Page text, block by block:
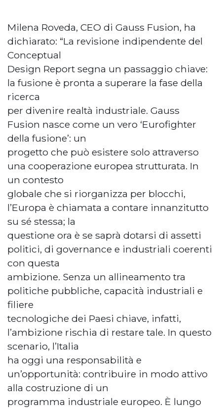
Milena Roveda, CEO di Gauss Fusion, ha
dichiarato: “La revisione indipendente del
Conceptual
Design Report segna un passaggio chiave:
la fusione è pronta a superare la fase della
ricerca
per divenire realtà industriale. Gauss
Fusion nasce come un vero ‘Eurofighter
della fusione’: un
progetto che può esistere solo attraverso
una cooperazione europea strutturata. In
un contesto
globale che si riorganizza per blocchi,
l’Europa è chiamata a contare innanzitutto
su sé stessa; la
questione ora è se saprà dotarsi di assetti
politici, di governance e industriali coerenti
con questa
ambizione. Senza un allineamento tra
politiche pubbliche, capacità industriali e
filiere
tecnologiche dei Paesi chiave, infatti,
l’ambizione rischia di restare tale. In questo
scenario, l’Italia
ha oggi una responsabilità e
un’opportunità: contribuire in modo attivo
alla costruzione di un
programma industriale europeo. È lungo